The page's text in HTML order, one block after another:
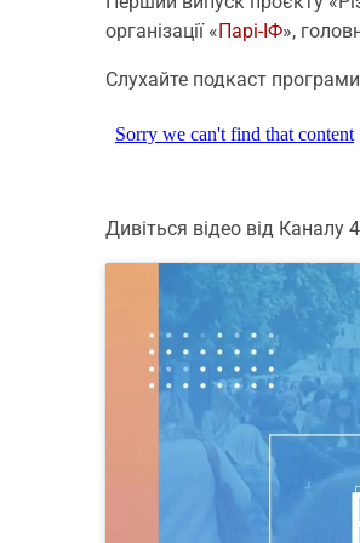
організації «Парі-ІФ»,
Слухайте подкаст
Дивіться відео від Каналу